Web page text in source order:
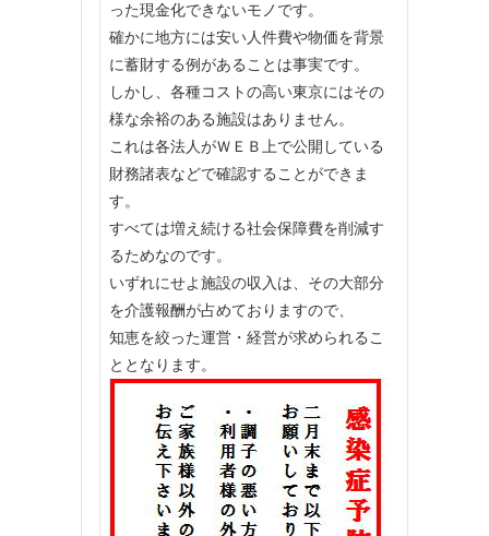
った現金化できないモノです。
確かに地方には安い人件費や物価を背景
に蓄財する例があることは事実です。
しかし、各種コストの高い東京にはその
様な余裕のある施設はありません。
これは各法人がＷＥＢ上で公開している
財務諸表などで確認することができま
す。
すべては増え続ける社会保障費を削減す
るためなのです。
いずれにせよ施設の収入は、その大部分
を介護報酬が占めておりますので、
知恵を絞った運営・経営が求められるこ
ととなります。